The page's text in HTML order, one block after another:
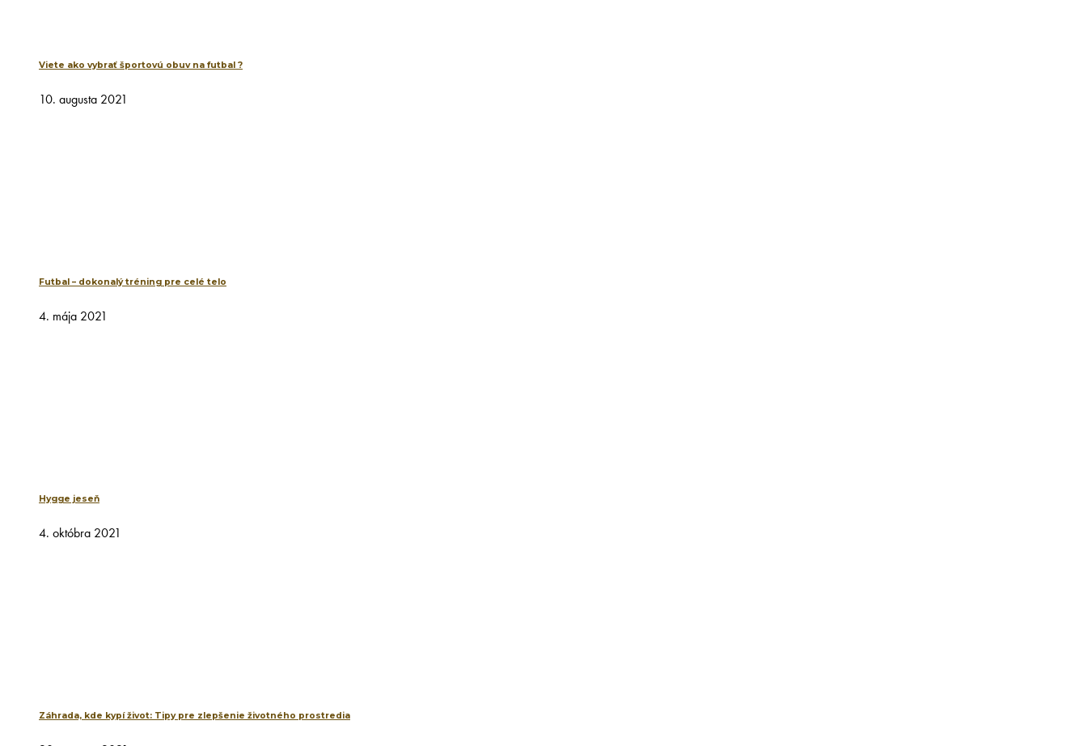
Viete ako vybrať športovú obuv na futbal ?
10. augusta 2021
Futbal – dokonalý tréning pre celé telo
4. mája 2021
Hygge jeseň
4. októbra 2021
Záhrada, kde kypí život: Tipy pre zlepšenie životného prostredia